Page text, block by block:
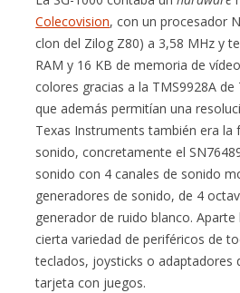
Colecovision, con un procesador
clon del Zilog Z80) a 3,58 MHz y
RAM y 16 KB de memoria de
colores gracias a la TMS9928A
que además permitían una
Texas Instruments también era la
sonido, concretamente el
sonido con 4 canales de sonido
generadores de sonido, de 4
generador de ruido blanco. Aparte
cierta variedad de periféricos de
teclados, joysticks o adaptadores
tarjeta con juegos.